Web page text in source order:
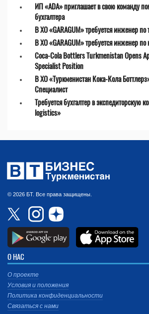
ИП «ADA» приглашает в свою команду
бухгалтера
В ХО «GARAGUM» требуется инженер по
В ХО «GARAGUM» требуется инженер по
Coca-Cola Bottlers Turkmenistan Opens
Specialist Position
В ХО «Туркменистан Кока-Кола
Специалист
Требуется бухгалтер в экспедиторскую
logistics»
© 2026 БТ. Все права защищены.
О НАС
О проекте
Условия и положения
Политика конфиденциальности
Связаться с нами